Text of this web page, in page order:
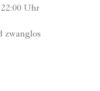
Uhr
zwanglos